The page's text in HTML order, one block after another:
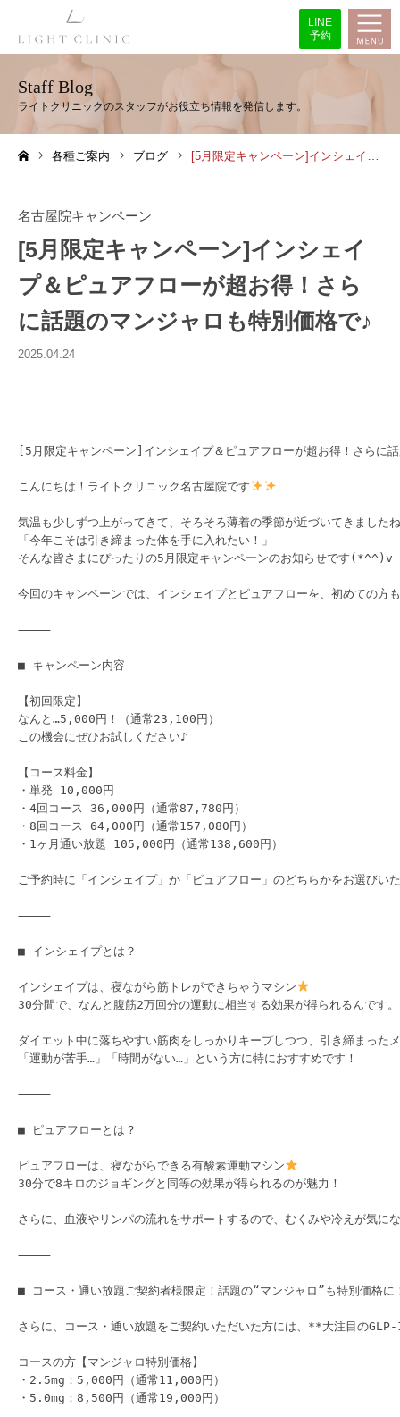
LINE
予約
Staff Blog
各種ご案内 ブログ [5月限定キャンペーン]インシェイプ＆ピュアフローが超お得！さらに話題のマンジャロも特別価格で♪
名古屋院キャンペーン
[5月限定キャンペーン]インシェイ
プ＆ピュアフローが超お得！さら
に話題のマンジャロも特別価格で♪
2025.04.24
[5月限定キャンペーン]インシェイプ＆ピュアフローが超お得！さらに
こんにちは！ライトクリニック名古屋院です
気温も少しずつ上がってきて、そろそろ薄着の季節が近づいてきました
「今年こそは引き締まった体を手に入れたい！」
そんな皆さまにぴったりの5月限定キャンペーンのお知らせです(*^^)v
今回のキャンペーンでは、インシェイプとピュアフローを、初めての
⸻
■ キャンペーン内容
【初回限定】
なんと…5,000円！（通常23,100円）
この機会にぜひお試しください♪
【コース料金】
・単発 10,000円
・4回コース 36,000円（通常87,780円）
・8回コース 64,000円（通常157,080円）
・1ヶ月通い放題 105,000円（通常138,600円）
ご予約時に「インシェイプ」か「ピュアフロー」のどちらかをお選びい
⸻
■ インシェイプとは？
インシェイプは、寝ながら筋トレができちゃうマシン
30分間で、なんと腹筋2万回分の運動に相当する効果が得られるんです。
ダイエット中に落ちやすい筋肉をしっかりキープしつつ、引き締まった
「運動が苦手…」「時間がない…」という方に特におすすめです！
⸻
■ ピュアフローとは？
ピュアフローは、寝ながらできる有酸素運動マシン
30分で8キロのジョギングと同等の効果が得られるのが魅力！
さらに、血液やリンパの流れをサポートするので、むくみや冷えが気に
⸻
■ コース・通い放題ご契約者様限定！話題の“マンジャロ”も特別価格に
さらに、コース・通い放題をご契約いただいた方には、**大注目の
コースの方【マンジャロ特別価格】
・2.5mg：5,000円（通常11,000円）
・5.0mg：8,500円（通常19,000円）